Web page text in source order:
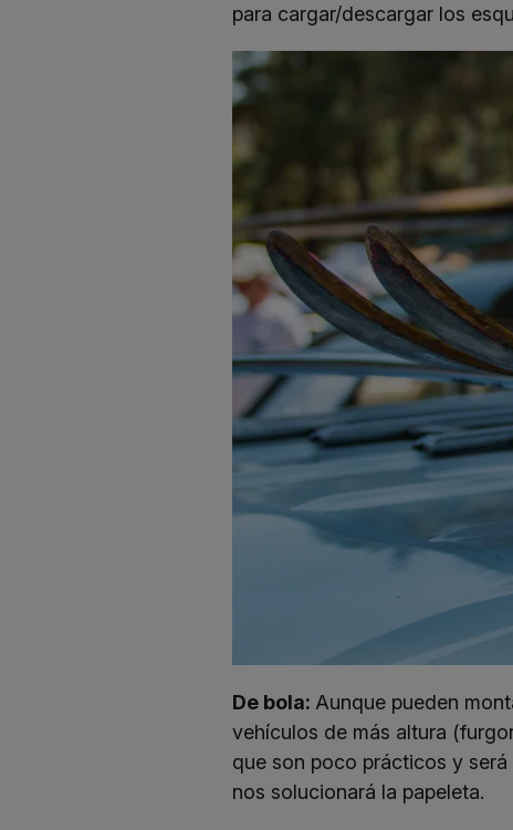
para cargar/descargar los
De bola: Aunque pueden
vehículos de más altura
que son poco prácticos y
nos solucionará la papeleta.